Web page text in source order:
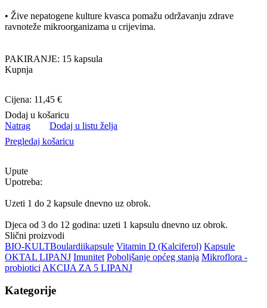
• Žive nepatogene kulture kvasca pomažu održavanju zdrave
ravnoteže mikroorganizama u crijevima.
PAKIRANJE: 15 kapsula
Kupnja
Cijena: 11,45 €
Dodaj u košaricu
Natrag
Dodaj u listu želja
Pregledaj košaricu
Upute
Upotreba:
Uzeti 1 do 2 kapsule dnevno uz obrok.
Djeca od 3 do 12 godina: uzeti 1 kapsulu dnevno uz obrok.
Slični proizvodi
BIO-KULTBoulardiikapsule Vitamin D (Kalciferol) Kapsule
OKTAL LIPANJ Imunitet Poboljšanje općeg stanja Mikroflora -
probiotici AKCIJA ZA 5 LIPANJ
Kategorije